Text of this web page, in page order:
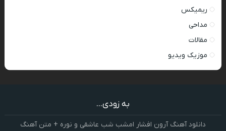
ریمیکس
مداحی
مقالات
موزیک ویدیو
به زودی...
دانلود آهنگ آرون افشار امشب شب عاشقی و نوره + متن آهنگ